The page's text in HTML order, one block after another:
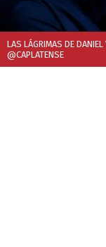
LAS LÁGRIMAS DE DANIEL
@CAPLATENSE